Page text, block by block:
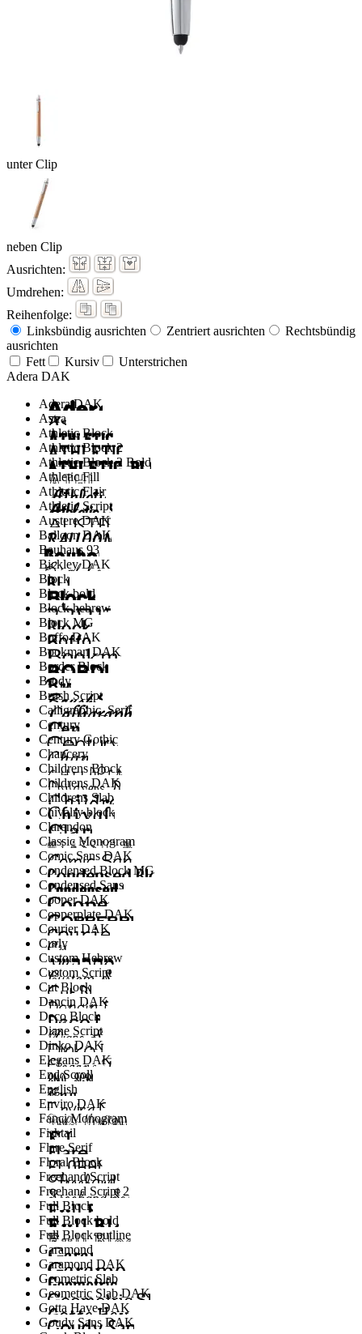
unter Clip
neben Clip
Ausrichten:
Umdrehen:
Reihenfolge:
Linksbündig ausrichten
Zentriert ausrichten
Rechtsbündig
ausrichten
Fett
Kursiv
Unterstrichen
Adera DAK
Adera DAK
Astra
Athletic Block
Athletic Block 2
Athletic Block 2 Bold
Athletic Fill
Athletic Flair
Athletic Script
Austere DAK
Balloon DAK
Bauhaus 93
Bickley DAK
Block
Block bold
Block hebrew
Block MG
Boffo DAK
Bookman DAK
Border Block
Brody
Brush Script
Calligraphic_Serif
Century
Century Gothic
Chancery
Childrens Block
Childrens DAK
Childrens Slab
Chivalry block
Clarendon
Classic Monogram
Comic Sans DAK
Condensed Block MG
Condensed Sans
Cooper DAK
Copperplate DAK
Courier DAK
Curly
Custom Hebrew
Custom Script
Cut Block
Dancin DAK
Deco Block
Diane Script
Dinko DAK
Elegans DAK
End Scroll
English
Enviro DAK
Fanci Monogram
Fishtail
Flare Serif
Floral Block
Freehand Script
Freehand Script 2
Full Block
Full Block bold
Full Block outline
Garamond
Garamond DAK
Geometric Slab
Geometric Slab DAK
Gotta Have DAK
Goudy Sans DAK